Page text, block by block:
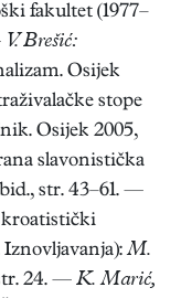
fakultet (1977–
V. Brešić:
Osijek
stope
Osijek 2005,
slavonistička
str. 43–61. —
kroatistički
Iznovljavanja):M.
24. — K. Marić,